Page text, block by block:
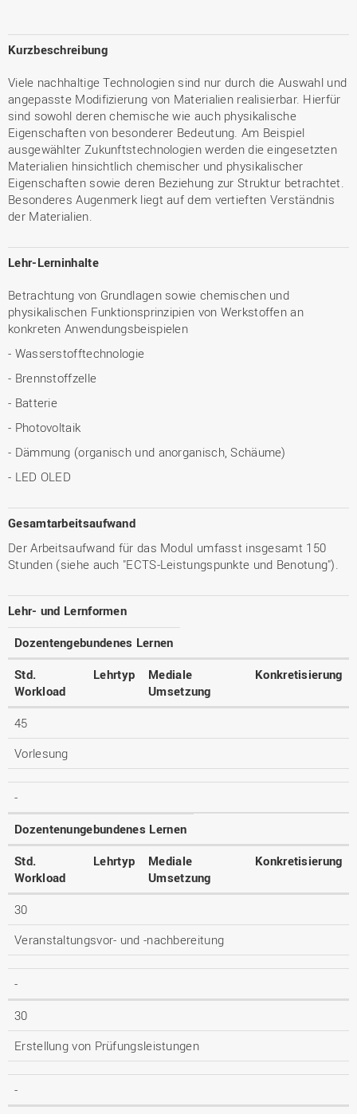
Kurzbeschreibung
Viele nachhaltige Technologien sind nur durch die Auswahl und
angepasste Modifizierung von Materialien realisierbar. Hierfür
sind sowohl deren chemische wie auch physikalische
Eigenschaften von besonderer Bedeutung. Am Beispiel
ausgewählter Zukunftstechnologien werden die eingesetzten
Materialien hinsichtlich chemischer und physikalischer
Eigenschaften sowie deren Beziehung zur Struktur betrachtet.
Besonderes Augenmerk liegt auf dem vertieften Verständnis
der Materialien.
Lehr-Lerninhalte
Betrachtung von Grundlagen sowie chemischen und
physikalischen Funktionsprinzipien von Werkstoffen an
konkreten Anwendungsbeispielen
- Wasserstofftechnologie
- Brennstoffzelle
- Batterie
- Photovoltaik
- Dämmung (organisch und anorganisch, Schäume)
- LED OLED
Gesamtarbeitsaufwand
Der Arbeitsaufwand für das Modul umfasst insgesamt 150
Stunden (siehe auch "ECTS-Leistungspunkte und Benotung").
Lehr- und Lernformen
Dozentengebundenes Lernen
Std.
Workload
Lehrtyp
Mediale
Umsetzung
Konkretisierung
45
Vorlesung
-
Dozentenungebundenes Lernen
Std.
Workload
Lehrtyp
Mediale
Umsetzung
Konkretisierung
30
Veranstaltungsvor- und -nachbereitung
-
30
Erstellung von Prüfungsleistungen
-